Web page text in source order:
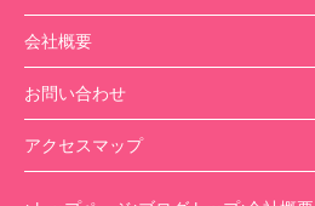
会社概要
お問い合わせ
アクセスマップ